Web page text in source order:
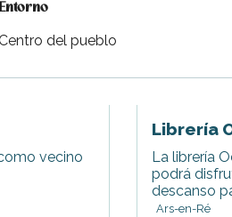
Entorno
Entorno
del pueblo
vecino
Librería
La librería
podrá
descanso
Ars-en-Ré